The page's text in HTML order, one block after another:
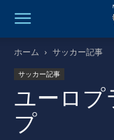
ホーム サッカー記事
サッカー記事
ユーロプ
プ